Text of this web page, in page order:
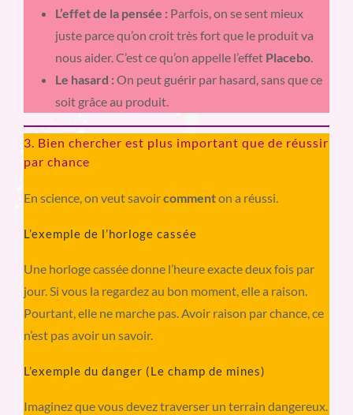
L’effet de la pensée : Parfois, on se sent mieux
juste parce qu’on croit très fort que le produit va
nous aider. C’est ce qu’on appelle l’effet Placebo.
Le hasard :On peut guérir par hasard, sans que ce
soit grâce au produit.
3. Bien chercher est plus important que de réussir
par chance
En science, on veut savoircommenton a réussi.
L’exemple de l’horloge cassée
Une horloge cassée donne l’heure exacte deux fois par
jour. Si vous la regardez au bon moment, elle a raison.
Pourtant, elle ne marche pas. Avoir raison par chance, ce
n’est pas avoir un savoir.
L’exemple du danger (Le champ de mines)
Imaginez que vous devez traverser un terrain dangereux.